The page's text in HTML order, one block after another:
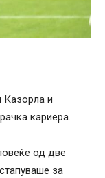
Казорла и
кариера.
од две
за